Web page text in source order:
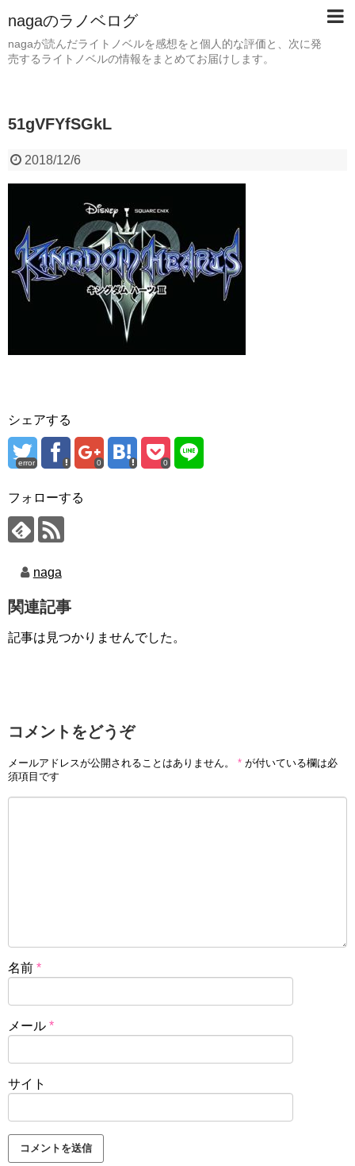
nagaのラノベログ
nagaが読んだライトノベルを感想をと個人的な評価と、次に発
売するライトノベルの情報をまとめてお届けします。
51gVFYfSGkL
2018/12/6
シェアする
error 0 0
フォローする
naga
関連記事
記事は見つかりませんでした。
コメントをどうぞ
メールアドレスが公開されることはありません。 * が付いている欄は必
須項目です
名前 *
メール *
サイト